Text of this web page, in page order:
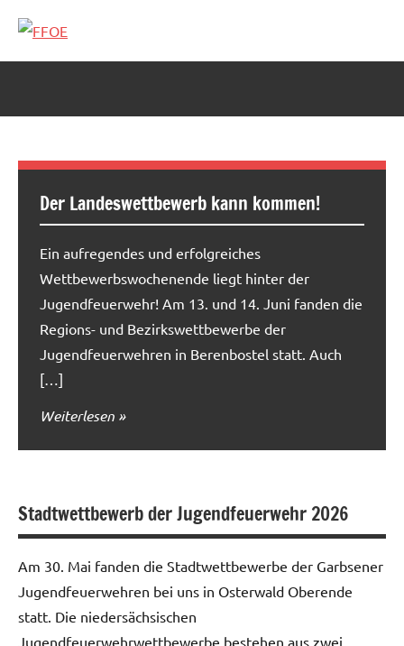
Inhalt
springen
FFOE
Der Landeswettbewerb kann kommen!
Ein aufregendes und erfolgreiches
Wettbewerbswochenende liegt hinter der
Jugendfeuerwehr! Am 13. und 14. Juni fanden die
Regions- und Bezirkswettbewerbe der
Jugendfeuerwehren in Berenbostel statt. Auch
[…]
Weiterlesen
Stadtwettbewerb der Jugendfeuerwehr 2026
Am 30. Mai fanden die Stadtwettbewerbe der Garbsener
Jugendfeuerwehren bei uns in Osterwald Oberende
statt. Die niedersächsischen
Jugendfeuerwehrwettbewerbe bestehen aus zwei